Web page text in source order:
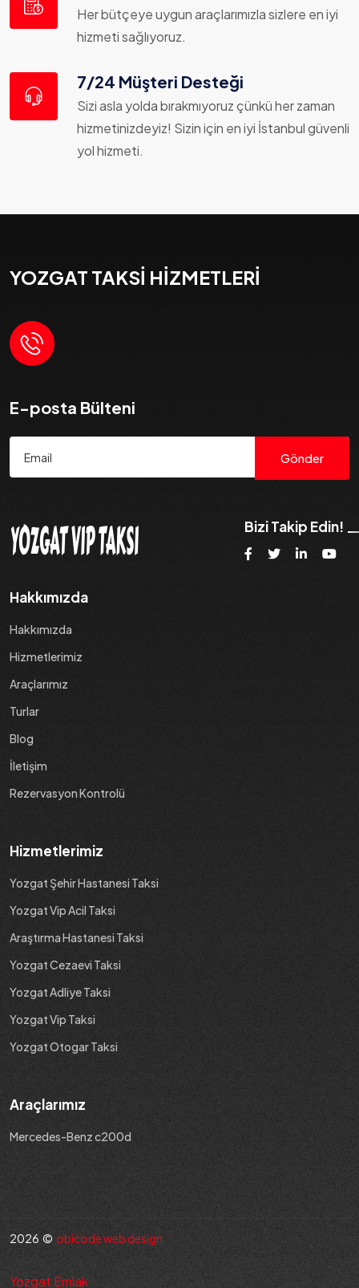
Her bütçeye uygun araçlarımızla sizlere en iyi
hizmeti sağlıyoruz.
7/24 Müşteri Desteği
Sizi asla yolda bırakmıyoruz çünkü her zaman
hizmetinizdeyiz! Sizin için en iyi İstanbul güvenli
yol hizmeti.
YOZGAT TAKSİ HİZMETLERİ
E-posta Bülteni
Gönder
Bizi Takip Edin!
Hakkımızda
Hakkımızda
Hizmetlerimiz
Araçlarımız
Turlar
Blog
İletişim
Rezervasyon Kontrolü
Hizmetlerimiz
Yozgat Şehir Hastanesi Taksi
Yozgat Vip Acil Taksi
Araştırma Hastanesi Taksi
Yozgat Cezaevi Taksi
Yozgat Adliye Taksi
Yozgat Vip Taksi
Yozgat Otogar Taksi
Araçlarımız
Mercedes-Benz c200d
2026 © obicode web design
Yozgat Emlak